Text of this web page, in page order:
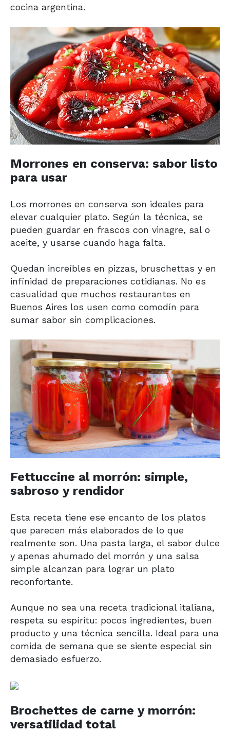
cocina argentina.
Morrones en conserva: sabor listo
para usar
Los morrones en conserva son ideales para
elevar cualquier plato. Según la técnica, se
pueden guardar en frascos con vinagre, sal o
aceite, y usarse cuando haga falta.
Quedan increíbles en pizzas, bruschettas y en
infinidad de preparaciones cotidianas. No es
casualidad que muchos restaurantes en
Buenos Aires los usen como comodín para
sumar sabor sin complicaciones.
Fettuccine al morrón: simple,
sabroso y rendidor
Esta receta tiene ese encanto de los platos
que parecen más elaborados de lo que
realmente son. Una pasta larga, el sabor dulce
y apenas ahumado del morrón y una salsa
simple alcanzan para lograr un plato
reconfortante.
Aunque no sea una receta tradicional italiana,
respeta su espíritu: pocos ingredientes, buen
producto y una técnica sencilla. Ideal para una
comida de semana que se siente especial sin
demasiado esfuerzo.
Brochettes de carne y morrón:
versatilidad total